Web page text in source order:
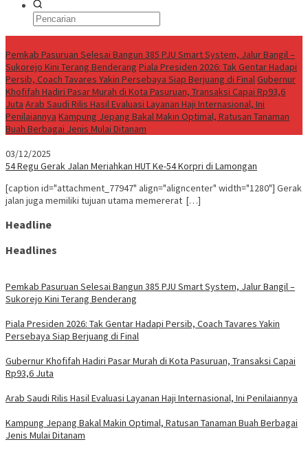
Pemkab Pasuruan Selesai Bangun 385 PJU Smart System, Jalur Bangil –
Sukorejo Kini Terang Benderang Piala Presiden 2026: Tak Gentar Hadapi
Persib, Coach Tavares Yakin Persebaya Siap Berjuang di FinalGubernur
Khofifah Hadiri Pasar Murah di Kota Pasuruan, Transaksi Capai Rp93,6
Juta Arab Saudi Rilis Hasil Evaluasi Layanan Haji Internasional, Ini
Penilaiannya Kampung Jepang Bakal Makin Optimal, Ratusan Tanaman
Buah Berbagai Jenis Mulai Ditanam
03/12/2025
54 Regu Gerak Jalan Meriahkan HUT Ke-54 Korpri di Lamongan
[caption id="attachment_77947" align="aligncenter" width="1280"] Gerak
jalan juga memiliki tujuan utama memererat […]
Headline
Headlines
Pemkab Pasuruan Selesai Bangun 385 PJU Smart System, Jalur Bangil –
Sukorejo Kini Terang Benderang
Piala Presiden 2026: Tak Gentar Hadapi Persib, Coach Tavares Yakin
Persebaya Siap Berjuang di Final
Gubernur Khofifah Hadiri Pasar Murah di Kota Pasuruan, Transaksi Capai
Rp93,6 Juta
Arab Saudi Rilis Hasil Evaluasi Layanan Haji Internasional, Ini Penilaiannya
Kampung Jepang Bakal Makin Optimal, Ratusan Tanaman Buah Berbagai
Jenis Mulai Ditanam